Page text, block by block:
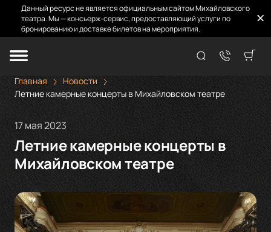
Данный ресурс не является официальным сайтом Михайловского
театра. Мы — консьерж-сервис, предоставляющий услуги по
бронированию и доставке билетов на мероприятия.
Главная
Новости
Летние камерные концерты в Михайловском театре
17 мая 2023
Летние камерные концерты в
Михайловском театре